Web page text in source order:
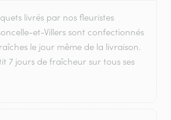
livrés par nos fleuristes
et-Villers sont confectionnés
le jour même de la livraison.
7 jours de fraîcheur sur tous ses